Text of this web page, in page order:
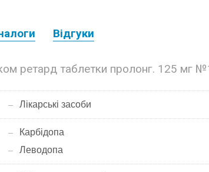
Відгуки
ретард таблетки пролонг. 125 мг
Лікарські засоби
Карбідопа
Леводопа